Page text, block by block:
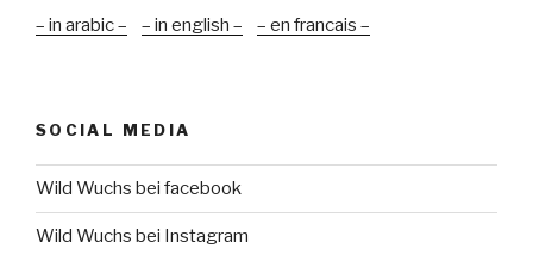
– in arabic – – in english – – en francais –
SOCIAL MEDIA
Wild Wuchs bei facebook
Wild Wuchs bei Instagram